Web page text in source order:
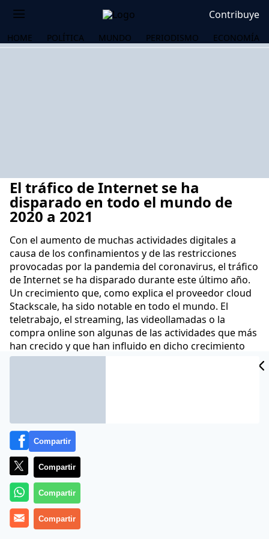
Contribuye
HOME POLÍTICA MUNDO PERIODISMO ECONOMÍA
El tráfico de Internet se ha
disparado en todo el mundo de
2020 a 2021
Con el aumento de muchas actividades digitales a
causa de los confinamientos y de las restricciones
provocadas por la pandemia del coronavirus, el tráfico
de Internet se ha disparado durante este último año.
Un crecimiento que, como explica el proveedor cloud
Stackscale, ha sido notable en todo el mundo. El
teletrabajo, el streaming, las videollamadas o la
compra online son algunas de las actividades que más
han crecido y que han influido en dicho crecimiento
Compartir
Compartir
Compartir
Compartir